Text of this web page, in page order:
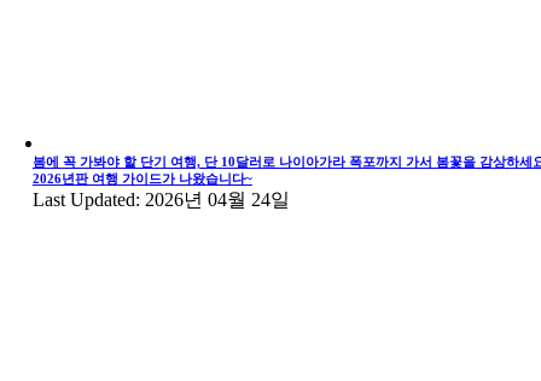
봄에 꼭 가봐야 할 단기 여행, 단 10달러로 나이아가라 폭포까지 가서 봄꽃을 감상하세
2026년판 여행 가이드가 나왔습니다~
Last Updated: 2026년 04월 24일